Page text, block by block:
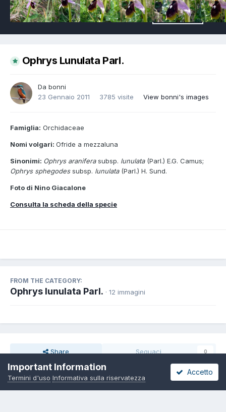
Ophrys Lunulata Parl.
Da bonni
23 Gennaio 2011
3785 visite View bonni's images
Famiglia: Orchidaceae
Nomi volgari: Ofride a mezzaluna
Sinonimi: Ophrys araniferasubsp. lunulata(Parl.) E.G. Camus;
Ophrys sphegodessubsp. lunulata(Parl.) H. Sund.
Foto di Nino Giacalone
Consulta la scheda della specie
FROM THE CATEGORY:
Ophrys lunulata Parl. · 12 immagini
Share Seguaci 0
Important Information
Termini d'uso Informativa sulla riservatezza
Accetto